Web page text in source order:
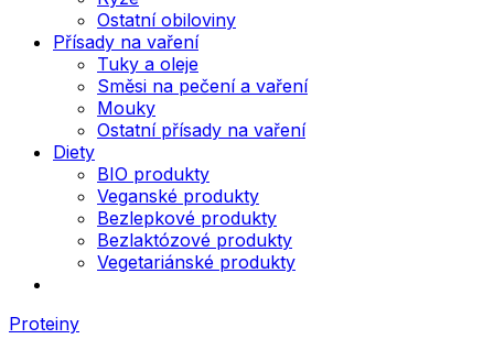
Ostatní obiloviny
Přísady na vaření
Tuky a oleje
Směsi na pečení a vaření
Mouky
Ostatní přísady na vaření
Diety
BIO produkty
Veganské produkty
Bezlepkové produkty
Bezlaktózové produkty
Vegetariánské produkty
Proteiny